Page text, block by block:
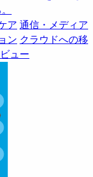
ア 通信・メディア
ン クラウドへの移
ュー